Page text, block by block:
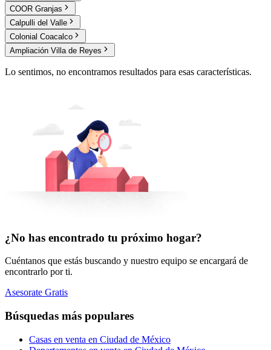
COOR Granjas
Calpulli del Valle
Colonial Coacalco
Ampliación Villa de Reyes
Lo sentimos, no encontramos resultados para esas características.
¿No has encontrado tu próximo hogar?
Cuéntanos que estás buscando y nuestro equipo se encargará de
encontrarlo por ti.
Asesorate Gratis
Búsquedas más populares
Casas en venta en Ciudad de México